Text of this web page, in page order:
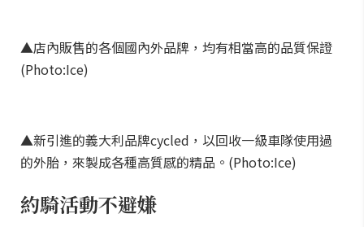
▲店內販售的各個國內外品牌，均有相當高的品質保證
(Photo:Ice)
▲新引進的義大利品牌cycled，以回收一級車隊使用過
的外胎，來製成各種高質感的精品。(Photo:Ice)
約騎活動不避嫌